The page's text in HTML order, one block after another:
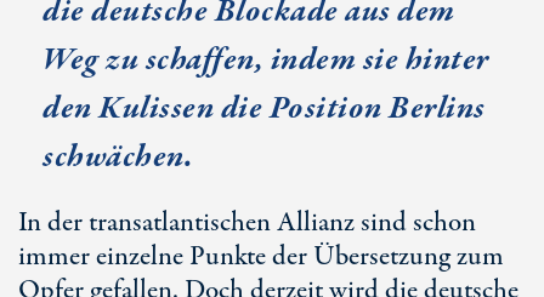
die deutsche Blockade aus dem
Weg zu schaffen, indem sie hinter
den Kulissen die Position Berlins
schwächen.
In der transatlantischen Allianz sind schon
immer einzelne Punkte der Übersetzung zum